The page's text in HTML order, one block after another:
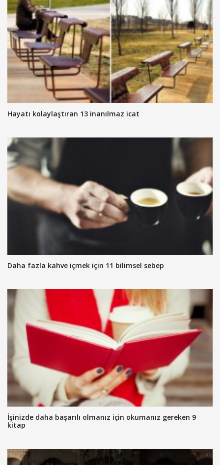
Hayatı kolaylaştıran 13 inanılmaz icat
Daha fazla kahve içmek için 11 bilimsel sebep
İşinizde daha başarılı olmanız için okumanız gereken 9
kitap